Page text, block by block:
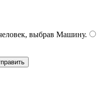
выбрав Машину.